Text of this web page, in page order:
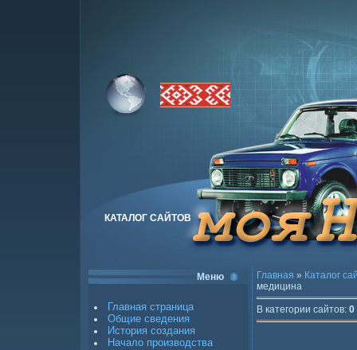
КАТАЛОГ САЙТОВ
Меню
Главная страница
Общие сведения
История создания
Начало производства
Главная » Каталог
медицина
В категории сайтов: 0